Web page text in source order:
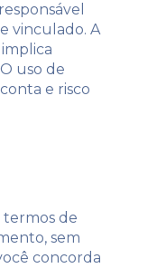
vinculado. A
uso de
e risco
termos de
sem
concorda